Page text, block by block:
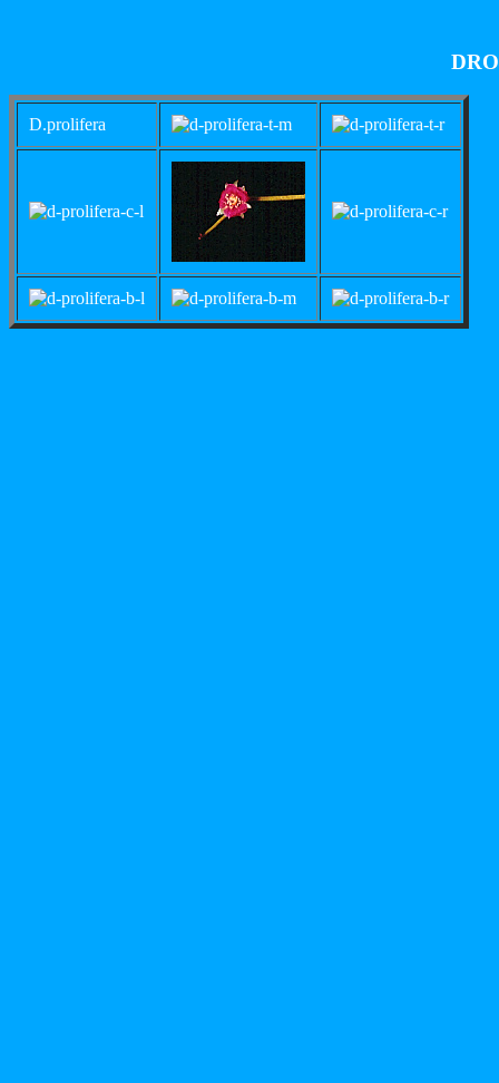
D.prolifera